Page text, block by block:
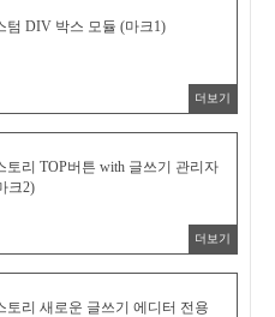
텀 DIV 박스 모듈 (마크1)
더보기
토리 TOP버튼 with 글쓰기 관리자
크2)
더보기
토리 새로운 글쓰기 에디터 전용